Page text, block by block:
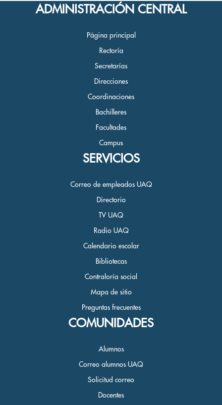
ADMINISTRACIÓN CENTRAL
Página principal
Rectoría
Secretarías
Direcciones
Coordinaciones
Bachilleres
Facultades
Campus
SERVICIOS
Correo de empleados UAQ
Directorio
TV UAQ
Radio UAQ
Calendario escolar
Bibliotecas
Contraloría social
Mapa de sitio
Preguntas frecuentes
COMUNIDADES
Alumnos
Correo alumnos UAQ
Solicitud correo
Docentes